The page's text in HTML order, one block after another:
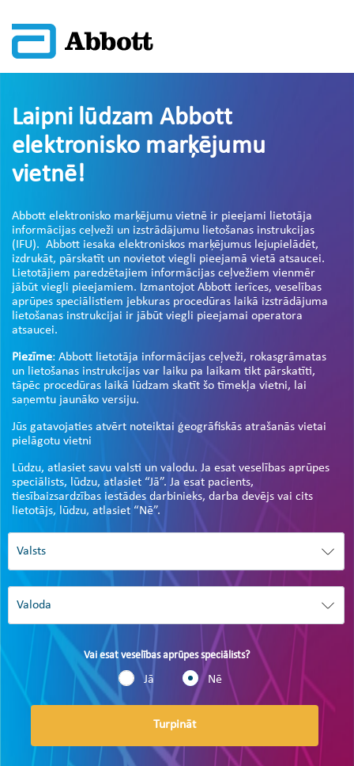
Laipni lūdzam Abbott
elektronisko marķējumu
vietnē!
Abbott elektronisko marķējumu vietnē ir pieejami lietotāja
informācijas ceļveži un izstrādājumu lietošanas instrukcijas
(IFU). Abbott iesaka elektroniskos marķējumus lejupielādēt,
izdrukāt, pārskatīt un novietot viegli pieejamā vietā atsaucei.
Lietotājiem paredzētajiem informācijas ceļvežiem vienmēr
jābūt viegli pieejamiem. Izmantojot Abbott ierīces, veselības
aprūpes speciālistiem jebkuras procedūras laikā izstrādājuma
lietošanas instrukcijai ir jābūt viegli pieejamai operatora
atsaucei.
Piezīme: Abbott lietotāja informācijas ceļveži, rokasgrāmatas
un lietošanas instrukcijas var laiku pa laikam tikt pārskatīti,
tāpēc procedūras laikā lūdzam skatīt šo tīmekļa vietni, lai
saņemtu jaunāko versiju.
Jūs gatavojaties atvērt noteiktai ģeogrāfiskās atrašanās vietai
pielāgotu vietni
Lūdzu, atlasiet savu valsti un valodu. Ja esat veselības aprūpes
speciālists, lūdzu, atlasiet “Jā”. Ja esat pacients,
tiesībaizsardzības iestādes darbinieks, darba devējs vai cits
lietotājs, lūdzu, atlasiet “Nē”.
Vai esat veselības aprūpes speciālists?
Jā Nē
Turpināt